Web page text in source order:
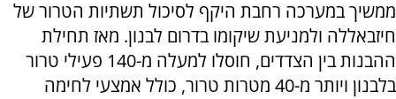
ממשיך במערכה רחבת היקף לסיכול תשתיות הטרור של
חיזבאללה ולמניעת שיקומו בדרום לבנון. מאז תחילת
ההבנות בין הצדדים, חוסלו למעלה מ-140 פעילי טרור
בלבנון ויותר מ-40 מטרות טרור, כולל אמצעי לחימה